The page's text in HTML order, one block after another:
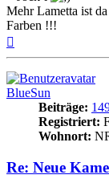
Mehr Lametta ist
Farben !!!
oben
BlueSun
Beiträge:
Registriert:
Wohnort:
Re: Neue